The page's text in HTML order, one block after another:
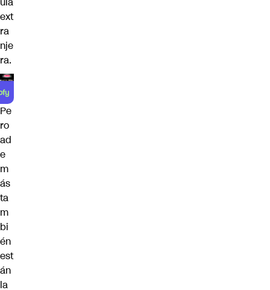
ext
ra
nje
ra.
Pe
ro
ad
e
m
ás
ta
m
bi
én
est
án
la